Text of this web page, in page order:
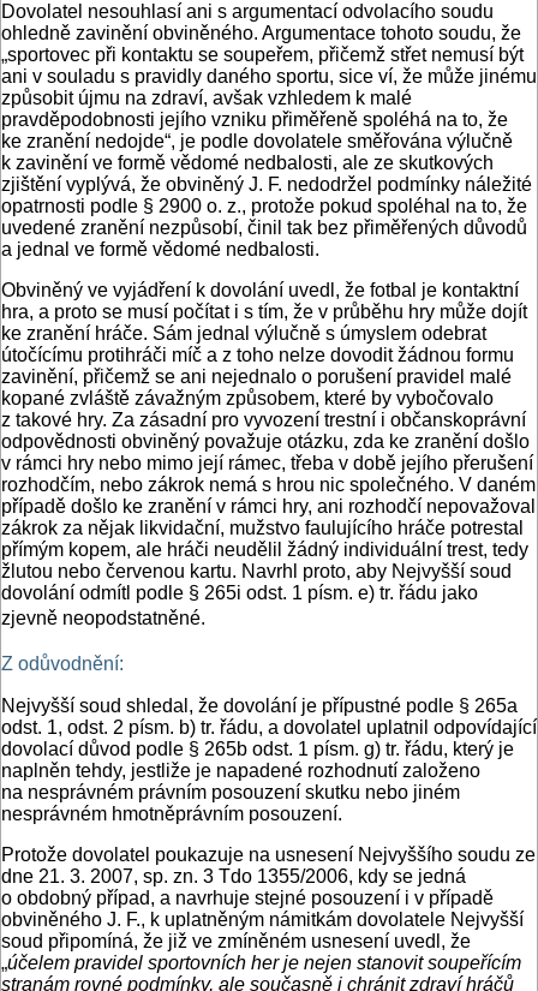
Dovolatel nesouhlasí ani s argumentací odvolacího soudu
ohledně zavinění obviněného. Argumentace tohoto soudu, že
„sportovec při kontaktu se soupeřem, přičemž střet nemusí být
ani v souladu s pravidly daného sportu, sice ví, že může jinému
způsobit újmu na zdraví, avšak vzhledem k malé
pravděpodobnosti jejího vzniku přiměřeně spoléhá na to, že
ke zranění nedojde“, je podle dovolatele směřována výlučně
k zavinění ve formě vědomé nedbalosti, ale ze skutkových
zjištění vyplývá, že obviněný J. F. nedodržel podmínky náležité
opatrnosti podle § 2900 o. z., protože pokud spoléhal na to, že
uvedené zranění nezpůsobí, činil tak bez přiměřených důvodů
a jednal ve formě vědomé nedbalosti.
Obviněný ve vyjádření k dovolání uvedl, že fotbal je kontaktní
hra, a proto se musí počítat i s tím, že v průběhu hry může dojít
ke zranění hráče. Sám jednal výlučně s úmyslem odebrat
útočícímu protihráči míč a z toho nelze dovodit žádnou formu
zavinění, přičemž se ani nejednalo o porušení pravidel malé
kopané zvláště závažným způsobem, které by vybočovalo
z takové hry. Za zásadní pro vyvození trestní i občanskoprávní
odpovědnosti obviněný považuje otázku, zda ke zranění došlo
v rámci hry nebo mimo její rámec, třeba v době jejího přerušení
rozhodčím, nebo zákrok nemá s hrou nic společného. V daném
případě došlo ke zranění v rámci hry, ani rozhodčí nepovažoval
zákrok za nějak likvidační, mužstvo faulujícího hráče potrestal
přímým kopem, ale hráči neudělil žádný individuální trest, tedy
žlutou nebo červenou kartu. Navrhl proto, aby Nejvyšší soud
dovolání odmítl podle § 265i odst. 1 písm. e) tr. řádu jako
zjevně neopodstatněné.
Z odůvodnění:
Nejvyšší soud shledal, že dovolání je přípustné podle § 265a
odst. 1, odst. 2 písm. b) tr. řádu, a dovolatel uplatnil odpovídající
dovolací důvod podle § 265b odst. 1 písm. g) tr. řádu, který je
naplněn tehdy, jestliže je napadené rozhodnutí založeno
na nesprávném právním posouzení skutku nebo jiném
nesprávném hmotněprávním posouzení.
Protože dovolatel poukazuje na usnesení Nejvyššího soudu ze
dne 21. 3. 2007, sp. zn. 3 Tdo 1355/2006, kdy se jedná
o obdobný případ, a navrhuje stejné posouzení i v případě
obviněného J. F., k uplatněným námitkám dovolatele Nejvyšší
soud připomíná, že již ve zmíněném usnesení uvedl, že
„účelem pravidel sportovních her je nejen stanovit soupeřícím
stranám rovné podmínky, ale současně i chránit zdraví hráčů